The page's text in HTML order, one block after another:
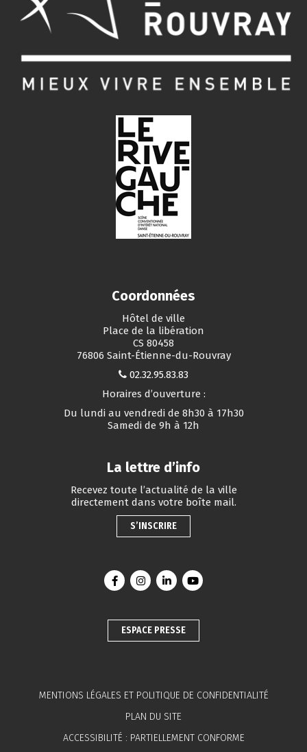
Coordonnées
Hôtel de ville
Place de la libération
CS 80458
76806 Saint-Étienne-du-Rouvray
02.32.95.83.83
Horaires d’ouverture :
Du lundi au vendredi de 8h30 à 17h30
Samedi de 9h à 12h
La lettre d’info
Recevez toute l’actualité de la ville
directement dans votre boîte mail.
S’INSCRIRE
Lien vers le compte Facebook
Lien vers le compte Instagram
Lien vers le compte Linkedin
Lien vers la chaîne
ESPACE PRESSE
MENTIONS LÉGALES ET POLITIQUE DE CONFIDENTIALITÉ
PLAN DU SITE
ACCESSIBILITÉ : PARTIELLEMENT CONFORME